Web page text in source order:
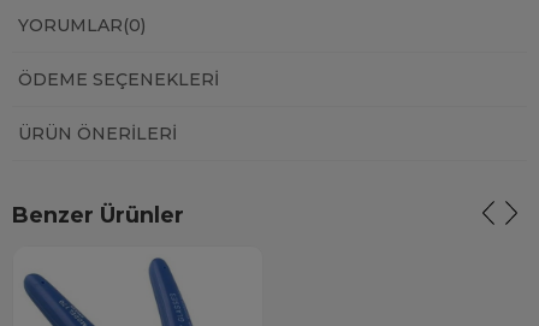
YORUMLAR(0)
ÖDEME SEÇENEKLERI
ÜRÜN ÖNERILERI
Benzer Ürünler